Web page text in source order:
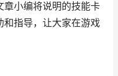
章小编将说明的技能卡
和指导，让大家在游戏